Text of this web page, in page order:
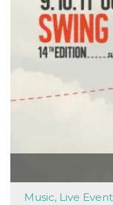
Music, Live